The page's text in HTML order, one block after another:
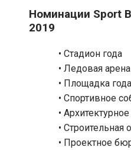
Номинации Sport
2019
• Стадион года
• Ледовая
• Площадка года
• Спортивное
•
• Строительная
• Проектное